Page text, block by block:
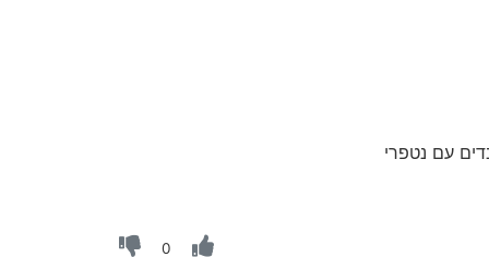
עם נטפרי
0